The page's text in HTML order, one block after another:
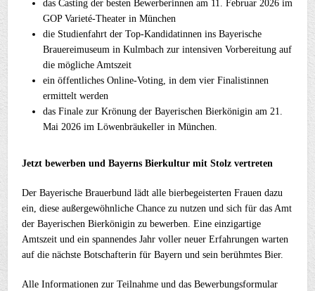
das Casting der besten Bewerberinnen am 11. Februar 2026 im
GOP Varieté-Theater in München
die Studienfahrt der Top-Kandidatinnen ins Bayerische
Brauereimuseum in Kulmbach zur intensiven Vorbereitung auf
die mögliche Amtszeit
ein öffentliches Online-Voting, in dem vier Finalistinnen
ermittelt werden
das Finale zur Krönung der Bayerischen Bierkönigin am 21.
Mai 2026 im Löwenbräukeller in München.
Jetzt bewerben und Bayerns Bierkultur mit Stolz vertreten
Der Bayerische Brauerbund lädt alle bierbegeisterten Frauen dazu
ein, diese außergewöhnliche Chance zu nutzen und sich für das Amt
der Bayerischen Bierkönigin zu bewerben. Eine einzigartige
Amtszeit und ein spannendes Jahr voller neuer Erfahrungen warten
auf die nächste Botschafterin für Bayern und sein berühmtes Bier.
Alle Informationen zur Teilnahme und das Bewerbungsformular